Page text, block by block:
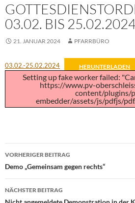
03.02. BIS
21. JANUAR 2024 PFARRBÜRO
03.02.-25.02.2024 HERUNTERLADEN
Setting up fake worker failed:
https://www.pv-
content/plugins/
embedder/assets/js/pdfjs/
Beitragsnavigation
VORHERIGER BEITRAG
Demo „Gemeinsam gegen rechts“
NÄCHSTER BEITRAG